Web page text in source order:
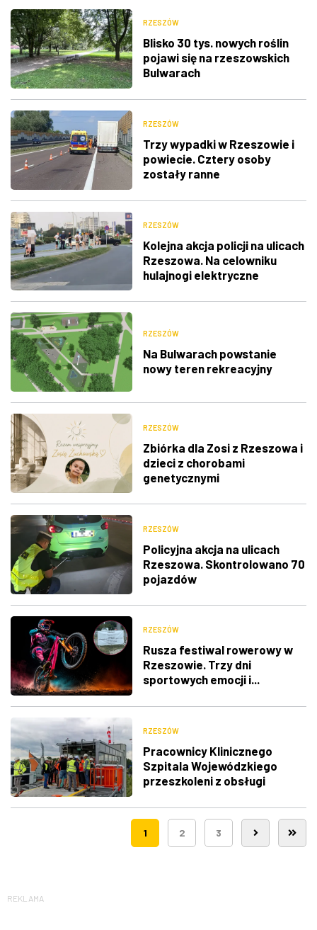
RZESZÓW
Blisko 30 tys. nowych roślin
pojawi się na rzeszowskich
Bulwarach
RZESZÓW
Trzy wypadki w Rzeszowie i
powiecie. Cztery osoby
zostały ranne
RZESZÓW
Kolejna akcja policji na ulicach
Rzeszowa. Na celowniku
hulajnogi elektryczne
RZESZÓW
Na Bulwarach powstanie
nowy teren rekreacyjny
RZESZÓW
Zbiórka dla Zosi z Rzeszowa i
dzieci z chorobami
genetycznymi
RZESZÓW
Policyjna akcja na ulicach
Rzeszowa. Skontrolowano 70
pojazdów
RZESZÓW
Rusza festiwal rowerowy w
Rzeszowie. Trzy dni
sportowych emocji i...
RZESZÓW
Pracownicy Klinicznego
Szpitala Wojewódzkiego
przeszkoleni z obsługi
śmigłowców LPR
1 2 3
REKLAMA